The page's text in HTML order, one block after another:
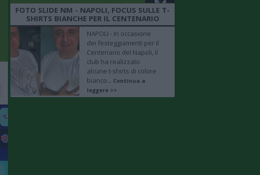
FOTO SLIDE NM - NAPOLI, FOCUS SULLE T-
SHIRTS BIANCHE PER IL CENTENARIO
NAPOLI - In occasione
dei festeggiamenti per il
Centenario del Napoli, il
club ha realizzato
alcune t-shirts di colore
bianco... Continua a
leggere >>